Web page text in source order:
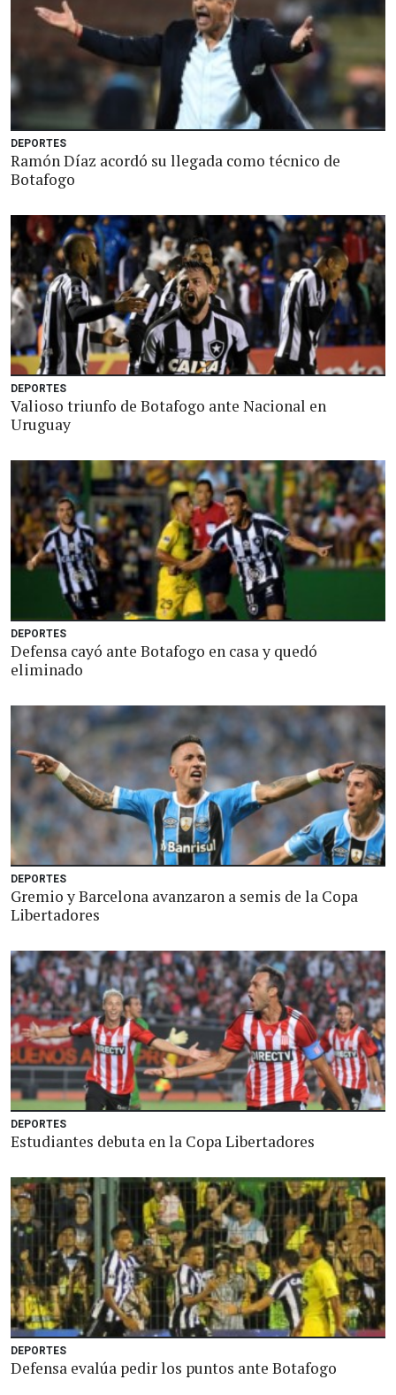
DEPORTES
Ramón Díaz acordó su llegada como técnico de
Botafogo
DEPORTES
Valioso triunfo de Botafogo ante Nacional en
Uruguay
DEPORTES
Defensa cayó ante Botafogo en casa y quedó
eliminado
DEPORTES
Gremio y Barcelona avanzaron a semis de la Copa
Libertadores
DEPORTES
Estudiantes debuta en la Copa Libertadores
DEPORTES
Defensa evalúa pedir los puntos ante Botafogo